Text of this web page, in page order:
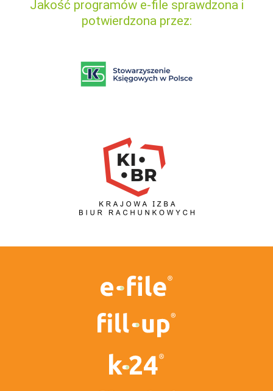
Jakość programów e-file sprawdzona i
potwierdzona przez: